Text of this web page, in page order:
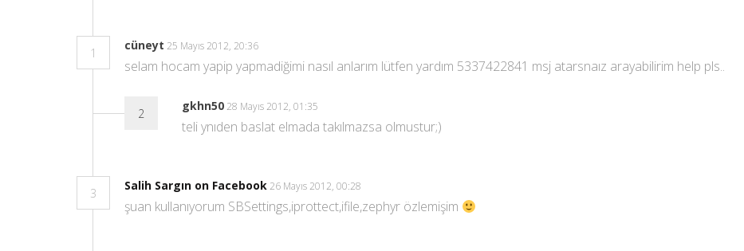
1
cüneyt 25 Mayıs 2012, 20:36
selam hocam yapip yapmadiğimi nasıl anlarım lütfen yardım 5337422841 msj atarsnaız arayabilirim help pls..
2
gkhn50 28 Mayıs 2012, 01:35
teli ynıden baslat elmada takılmazsa olmustur;)
3
Salih Sargın on Facebook 26 Mayıs 2012, 00:28
şuan kullanıyorum SBSettings,iprottect,ifile,zephyr özlemişim